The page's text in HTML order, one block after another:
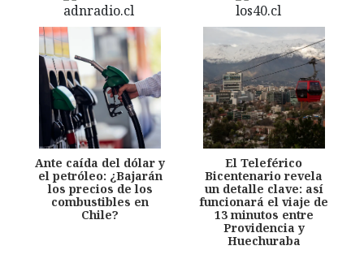
Ante caída del dólar y
el petróleo: ¿Bajarán
los precios de los
combustibles en
Chile?
El Teleférico
Bicentenario revela
un detalle clave: así
funcionará el viaje de
13 minutos entre
Providencia y
Huechuraba